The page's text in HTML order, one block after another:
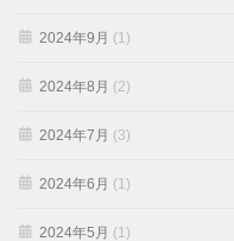
2024年9月 (1)
2024年8月 (2)
2024年7月 (3)
2024年6月 (1)
2024年5月 (1)